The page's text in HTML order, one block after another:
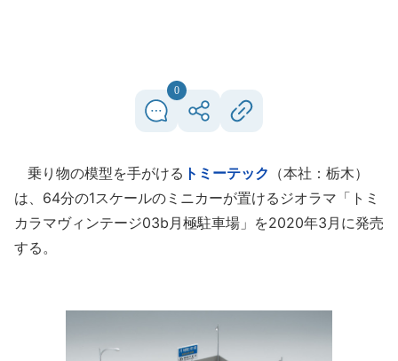
0
乗り物の模型を手がける トミーテック （本社：栃木）
は、64分の1スケールのミニカーが置けるジオラマ「トミ
カラマヴィンテージ03b月極駐車場」を2020年3月に発売
する。